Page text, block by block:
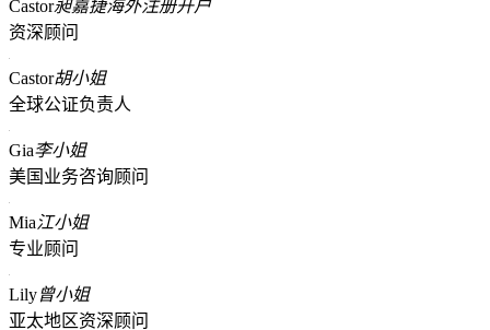
Castor昶嘉捷海外注册开户
资深顾问
Castor胡小姐
全球公证负责人
Gia李小姐
美国业务咨询顾问
Mia江小姐
专业顾问
Lily曾小姐
亚太地区资深顾问